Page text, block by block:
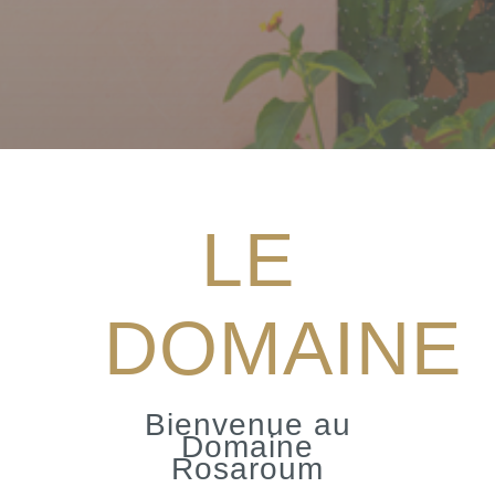
LE
DOMAINE
Bienvenue au
Domaine
Rosaroum